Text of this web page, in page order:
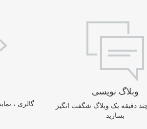
گالری ،
وبلاگ نویسی
دقیقه یک وبلاگ شگفت انگیز
بسازید